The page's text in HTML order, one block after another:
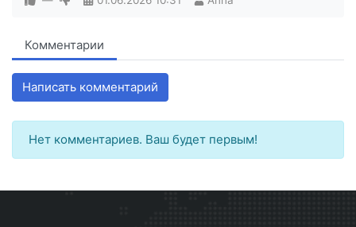
Комментарии
Написать комментарий
Нет комментариев. Ваш будет первым!